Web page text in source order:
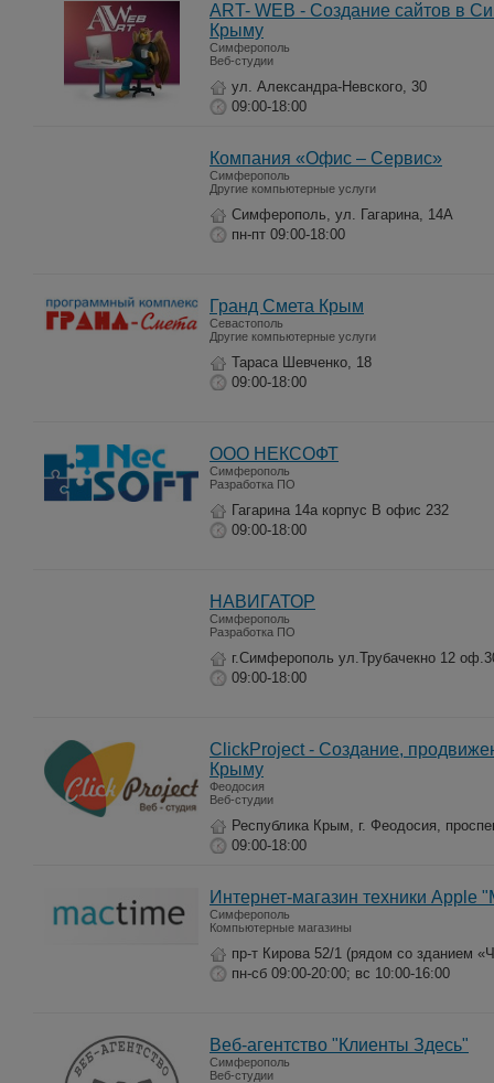
ART- WEB - Создание сайтов в
Крыму
Симферополь
Веб-студии
ул. Александра-Невского, 30
09:00-18:00
Компания «Офис – Сервис»
Симферополь
Другие компьютерные услуги
Симферополь, ул. Гагарина, 14А
пн-пт 09:00-18:00
Гранд Смета Крым
Севастополь
Другие компьютерные услуги
Тараса Шевченко, 18
09:00-18:00
ООО НЕКСОФТ
Симферополь
Разработка ПО
Гагарина 14а корпус В офис 232
09:00-18:00
НАВИГАТОР
Симферополь
Разработка ПО
г.Симферополь ул.Трубачекно 12
09:00-18:00
ClickProject - Создание,
Крыму
Феодосия
Веб-студии
Республика Крым, г. Феодосия,
09:00-18:00
Интернет-магазин техники Apple
Симферополь
Компьютерные магазины
пр-т Кирова 52/1 (рядом со зданием
пн-сб 09:00-20:00; вс 10:00-16:00
Веб-агентство "Клиенты Здесь"
Симферополь
Веб-студии